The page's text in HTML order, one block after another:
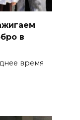
в
время